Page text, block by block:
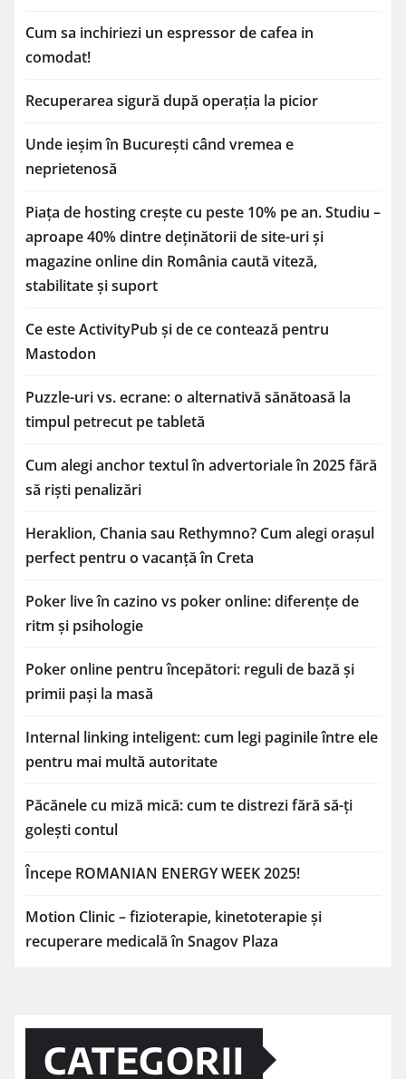
Cum sa inchiriezi un espressor de cafea in
comodat!
Recuperarea sigură după operația la picior
Unde ieșim în București când vremea e
neprietenosă
Piața de hosting crește cu peste 10% pe an. Studiu –
aproape 40% dintre deținătorii de site-uri și
magazine online din România caută viteză,
stabilitate și suport
Ce este ActivityPub și de ce contează pentru
Mastodon
Puzzle-uri vs. ecrane: o alternativă sănătoasă la
timpul petrecut pe tabletă
Cum alegi anchor textul în advertoriale în 2025 fără
să riști penalizări
Heraklion, Chania sau Rethymno? Cum alegi orașul
perfect pentru o vacanță în Creta
Poker live în cazino vs poker online: diferențe de
ritm și psihologie
Poker online pentru începători: reguli de bază și
primii pași la masă
Internal linking inteligent: cum legi paginile între ele
pentru mai multă autoritate
Păcănele cu miză mică: cum te distrezi fără să-ți
golești contul
Începe ROMANIAN ENERGY WEEK 2025!
Motion Clinic – fizioterapie, kinetoterapie și
recuperare medicală în Snagov Plaza
CATEGORII